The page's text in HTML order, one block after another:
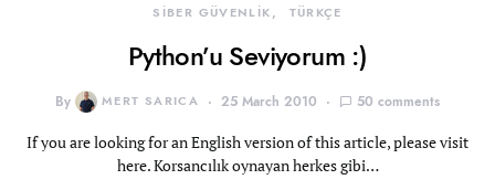
SİBER GÜVENLİK TÜRKÇE
Python’u Seviyorum :)
By MERT SARICA 25 March 2010 50 comments
If you are looking for an English version of this article, please visit
here. Korsancılık oynayan herkes gibi…